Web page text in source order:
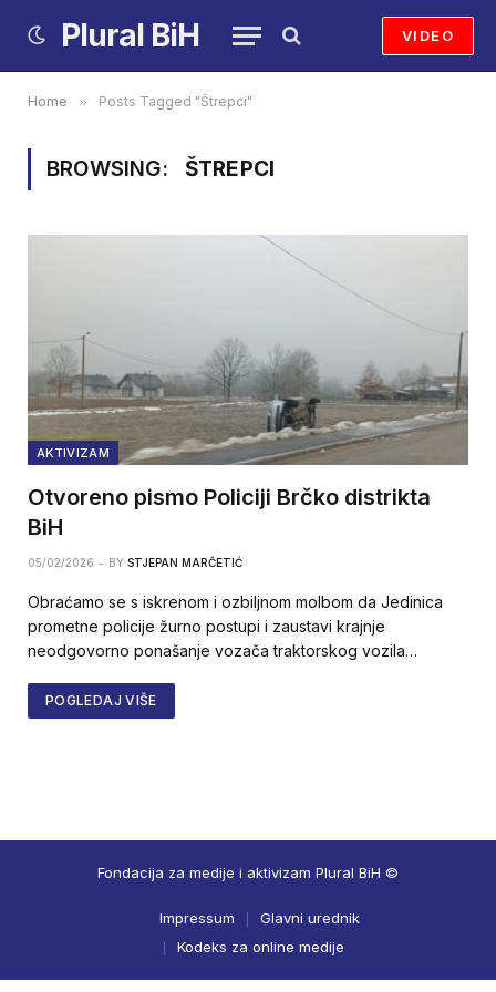
Plural BiH VIDEO
Home » Posts Tagged "Štrepci"
BROWSING: ŠTREPCI
AKTIVIZAM
Otvoreno pismo Policiji Brčko distrikta
BiH
05/02/2026 BY STJEPAN MARČETIĆ
Obraćamo se s iskrenom i ozbiljnom molbom da Jedinica
prometne policije žurno postupi i zaustavi krajnje
neodgovorno ponašanje vozača traktorskog vozila…
POGLEDAJ VIŠE
Fondacija za medije i aktivizam Plural BiH ©
Impressum
Glavni urednik
Kodeks za online medije